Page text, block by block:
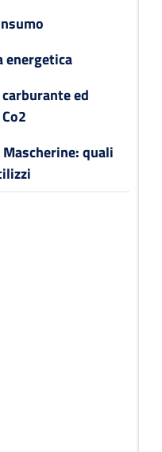
energetica
ed
quali